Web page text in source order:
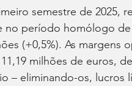
semestre de 2025,
no período homólogo
(+0,5%). As
milhões de euros,
– eliminando-os, lucros